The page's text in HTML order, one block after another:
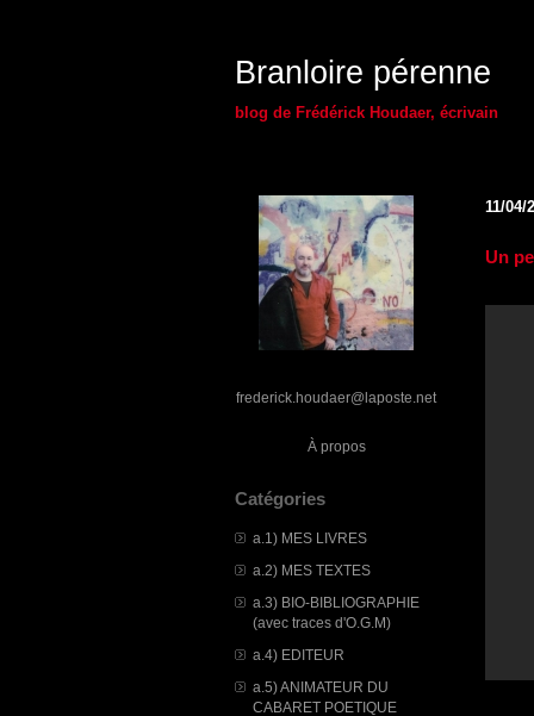
Branloire pérenne
blog de Frédérick Houdaer, écrivain
frederick.houdaer@laposte.net
À propos
Catégories
a.1) MES LIVRES
a.2) MES TEXTES
a.3) BIO-BIBLIOGRAPHIE
(avec traces d'O.G.M)
a.4) EDITEUR
a.5) ANIMATEUR DU
CABARET POETIQUE
11/04/
Un